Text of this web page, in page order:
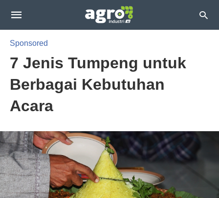
Sponsored
7 Jenis Tumpeng untuk
Berbagai Kebutuhan
Acara